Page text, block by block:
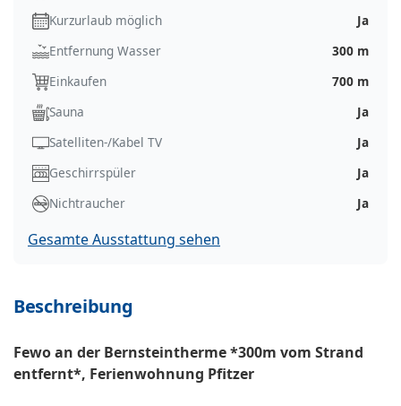
Kurzurlaub möglich
Ja
Entfernung Wasser
300 m
Einkaufen
700 m
Sauna
Ja
Satelliten-/Kabel TV
Ja
Geschirrspüler
Ja
Nichtraucher
Ja
Gesamte Ausstattung sehen
Beschreibung
Fewo an der Bernsteintherme *300m vom Strand
entfernt*, Ferienwohnung Pfitzer